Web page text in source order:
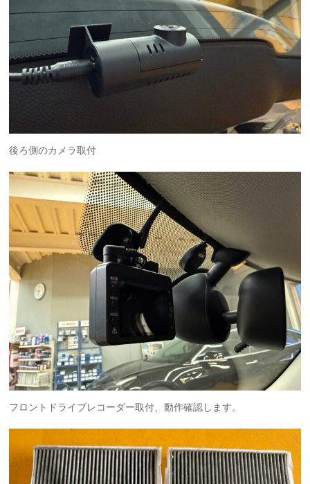
後ろ側のカメラ取付
フロントドライブレコーダー取付、動作確認します。